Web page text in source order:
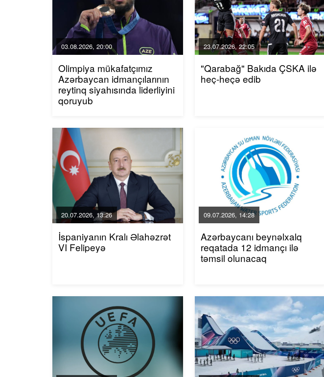
03.08.2026, 20:00
Olimpiya mükafatçımız
Azərbaycan idmançılarının
reytinq siyahısında liderliyini
qoruyub
23.07.2026, 22:05
"Qarabağ" Bakıda ÇSKA ilə
heç-heçə edib
20.07.2026, 13:26
İspaniyanın Kralı Əlahəzrət
VI Felipeyə
09.07.2026, 14:28
Azərbaycanı beynəlxalq
reqatada 12 idmançı ilə
təmsil olunacaq